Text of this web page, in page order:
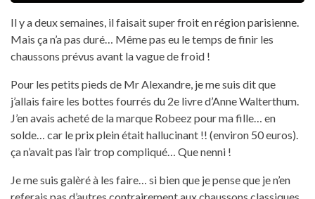
Il y a deux semaines, il faisait super froit en région parisienne.
Mais ça n’a pas duré… Même pas eu le temps de finir les
chaussons prévus avant la vague de froid !
Pour les petits pieds de Mr Alexandre, je me suis dit que
j’allais faire les bottes fourrés du 2e livre d’Anne Walterthum.
J’en avais acheté de la marque Robeez pour ma fille… en
solde… car le prix plein était hallucinant !! (environ 50 euros).
ça n’avait pas l’air trop compliqué… Que nenni !
Je me suis galèré à les faire… si bien que je pense que je n’en